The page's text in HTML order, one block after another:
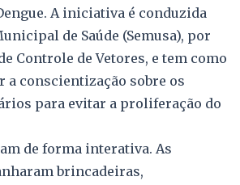
A iniciativa é conduzida
de Saúde (Semusa), por
Controle de Vetores, e tem como
conscientização sobre os
para evitar a proliferação do
de forma interativa. As
brincadeiras,